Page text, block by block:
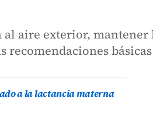
aire exterior, mantener
recomendaciones básicas
a la lactancia materna